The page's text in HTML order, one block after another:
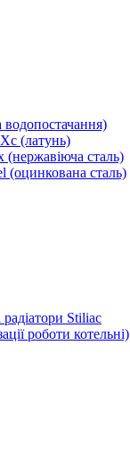
(латунь)
сталь)
(оцинкована сталь)
радіатори Stiliac
роботи котельні)